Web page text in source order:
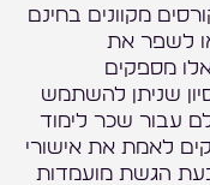
מקוונים בחינם
לשפר את
מספקים
שניתן להשתמש
עבור שכר לימוד
לאמת את אישורי
הגשת מועמדות